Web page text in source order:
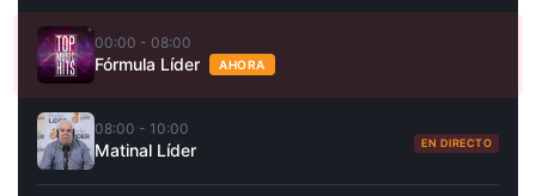
00:00 - 08:00
Fórmula Líder AHORA
08:00 - 10:00
Matinal Líder EN DIRECTO